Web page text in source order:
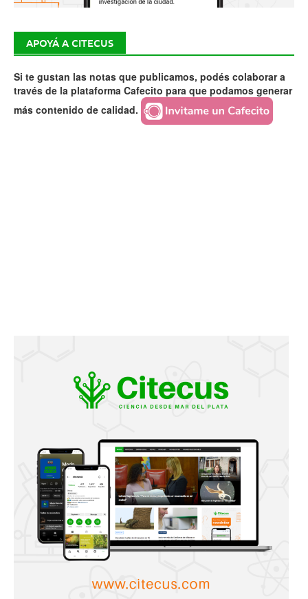
APOYÁ A CITECUS
Si te gustan las notas que publicamos, podés colaborar a
través de la plataforma Cafecito para que podamos generar
más contenido de calidad.